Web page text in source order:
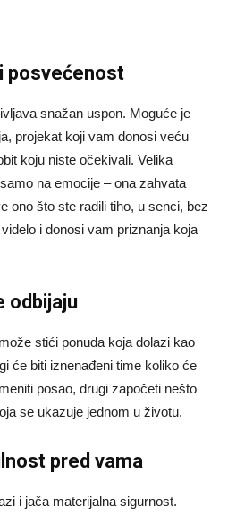
posvećenost
snažan uspon. Moguće je
projekat koji vam donosi veću
koju niste očekivali. Velika
na emocije – ona zahvata
ono što ste radili tiho, u senci, bez
i donosi vam priznanja koja
odbijaju
stići ponuda koja dolazi kao
će biti iznenađeni time koliko će
posao, drugi započeti nešto
se ukazuje jednom u životu.
pred vama
i jača materijalna sigurnost.